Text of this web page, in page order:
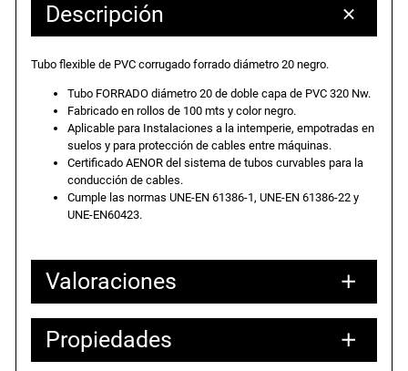
Descripción
Tubo flexible de PVC corrugado forrado diámetro 20 negro.
Tubo FORRADO diámetro 20 de doble capa de PVC 320 Nw.
Fabricado en rollos de 100 mts y color negro.
Aplicable para Instalaciones a la intemperie, empotradas en
suelos y para protección de cables entre máquinas.
Certificado AENOR del sistema de tubos curvables para la
conducción de cables.
Cumple las normas UNE-EN 61386-1, UNE-EN 61386-22 y
UNE-EN60423.
Valoraciones
0 valoraciones en Tubo
Propiedades